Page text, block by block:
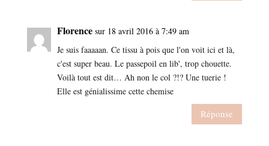
Florence sur 18 avril 2016 à 7:49 am
Je suis faaaaan. Ce tissu à pois que l'on voit ici et là,
c'est super beau. Le passepoil en lib', trop chouette.
Voilà tout est dit… Ah non le col ?!? Une tuerie !
Elle est génialissime cette chemise
Réponse